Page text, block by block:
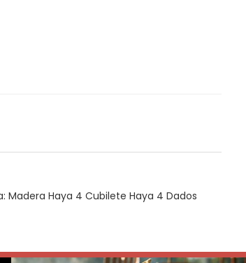
Madera Haya 4 Cubilete Haya 4 Dados